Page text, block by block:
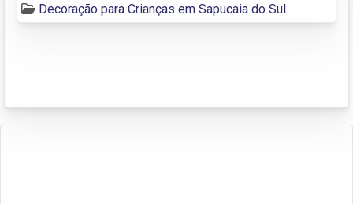
Decoração para Crianças em Sapucaia do Sul